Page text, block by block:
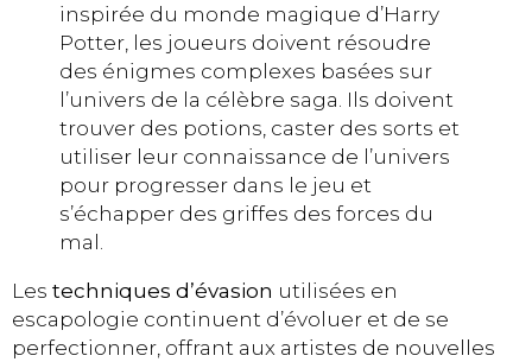
inspirée du monde magique d’Harry
Potter, les joueurs doivent résoudre
des énigmes complexes basées sur
l’univers de la célèbre saga. Ils doivent
trouver des potions, caster des sorts et
utiliser leur connaissance de l’univers
pour progresser dans le jeu et
s’échapper des griffes des forces du
mal.
Les techniques d’évasion utilisées en
escapologie continuent d’évoluer et de se
perfectionner, offrant aux artistes de nouvelles